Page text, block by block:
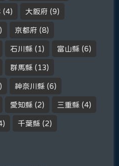
(4) 大阪府 (9)
京都府 (8)
石川縣 (1) 富山縣 (6)
群馬縣 (13)
神奈川縣 (6)
愛知縣 (2) 三重縣 (4)
千葉縣 (2)